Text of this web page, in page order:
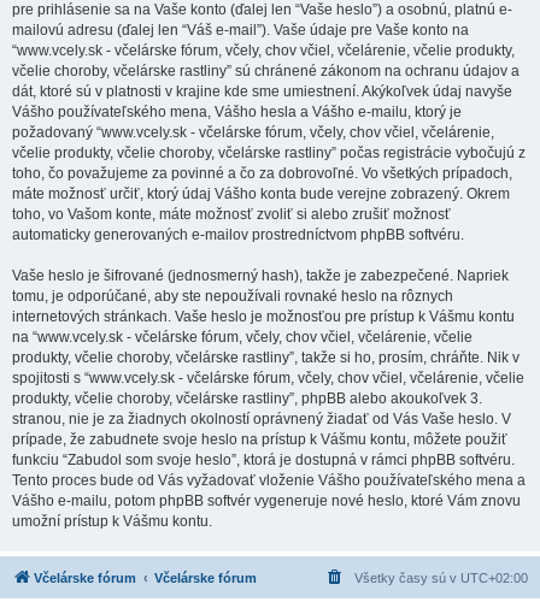
pre prihlásenie sa na Vaše konto (ďalej len “Vaše heslo”) a osobnú, platnú e-
mailovú adresu (ďalej len “Váš e-mail”). Vaše údaje pre Vaše konto na
“www.vcely.sk - včelárske fórum, včely, chov včiel, včelárenie, včelie produkty,
včelie choroby, včelárske rastliny” sú chránené zákonom na ochranu údajov a
dát, ktoré sú v platnosti v krajine kde sme umiestnení. Akýkoľvek údaj navyše
Vášho používateľského mena, Vášho hesla a Vášho e-mailu, ktorý je
požadovaný “www.vcely.sk - včelárske fórum, včely, chov včiel, včelárenie,
včelie produkty, včelie choroby, včelárske rastliny” počas registrácie vybočujú z
toho, čo považujeme za povinné a čo za dobrovoľné. Vo všetkých prípadoch,
máte možnosť určiť, ktorý údaj Vášho konta bude verejne zobrazený. Okrem
toho, vo Vašom konte, máte možnosť zvoliť si alebo zrušiť možnosť
automaticky generovaných e-mailov prostredníctvom phpBB softvéru.
Vaše heslo je šifrované (jednosmerný hash), takže je zabezpečené. Napriek
tomu, je odporúčané, aby ste nepoužívali rovnaké heslo na rôznych
internetových stránkach. Vaše heslo je možnosťou pre prístup k Vášmu kontu
na “www.vcely.sk - včelárske fórum, včely, chov včiel, včelárenie, včelie
produkty, včelie choroby, včelárske rastliny”, takže si ho, prosím, chráňte. Nik v
spojitosti s “www.vcely.sk - včelárske fórum, včely, chov včiel, včelárenie, včelie
produkty, včelie choroby, včelárske rastliny”, phpBB alebo akoukoľvek 3.
stranou, nie je za žiadnych okolností oprávnený žiadať od Vás Vaše heslo. V
prípade, že zabudnete svoje heslo na prístup k Vášmu kontu, môžete použiť
funkciu “Zabudol som svoje heslo”, ktorá je dostupná v rámci phpBB softvéru.
Tento proces bude od Vás vyžadovať vloženie Vášho používateľského mena a
Vášho e-mailu, potom phpBB softvér vygeneruje nové heslo, ktoré Vám znovu
umožní prístup k Vášmu kontu.
Včelárske fórum Včelárske fórum Všetky časy sú v UTC+02:00